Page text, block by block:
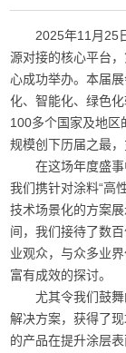
2025年11月25
源对接的核心平台
心成功举办。本届
化、智能化、绿色
100多个国家及地区
规模创下历届之最
在这场年度盛
我们携针对涂料“高
技术场景化的方案
间，我们接待了数
业观众，与众多业
富有成效的探讨。
尤其令我们鼓
解决方案，获得了
的产品在提升涂层